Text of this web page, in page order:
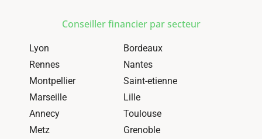
Conseiller financier par secteur
Lyon
Bordeaux
Rennes
Nantes
Montpellier
Saint-etienne
Marseille
Lille
Annecy
Toulouse
Metz
Grenoble